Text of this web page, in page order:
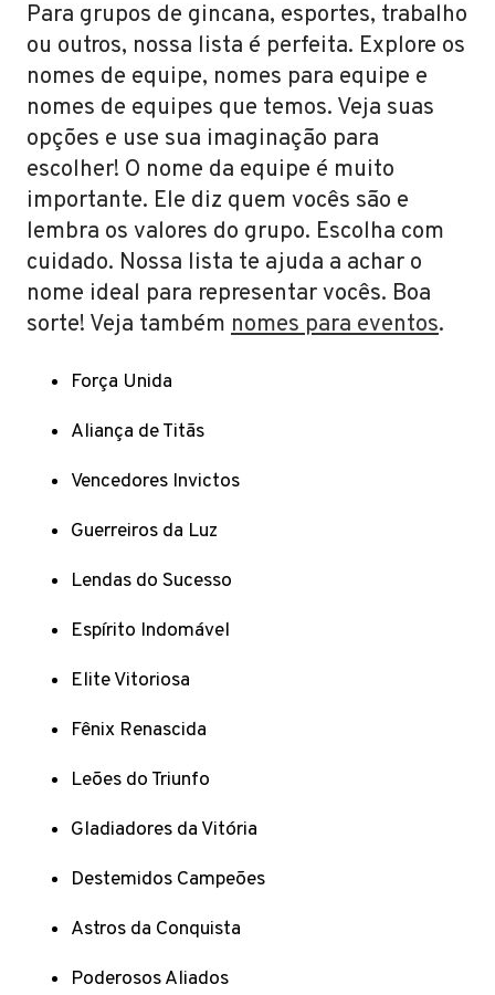
Para grupos de gincana, esportes, trabalho
ou outros, nossa lista é perfeita. Explore os
nomes de equipe, nomes para equipe e
nomes de equipes que temos. Veja suas
opções e use sua imaginação para
escolher! O nome da equipe é muito
importante. Ele diz quem vocês são e
lembra os valores do grupo. Escolha com
cuidado. Nossa lista te ajuda a achar o
nome ideal para representar vocês. Boa
sorte! Veja também nomes para eventos.
Força Unida
Aliança de Titãs
Vencedores Invictos
Guerreiros da Luz
Lendas do Sucesso
Espírito Indomável
Elite Vitoriosa
Fênix Renascida
Leões do Triunfo
Gladiadores da Vitória
Destemidos Campeões
Astros da Conquista
Poderosos Aliados